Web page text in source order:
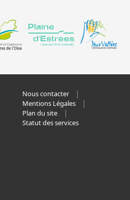
Nous contacter
Mentions Légales
Plan du site
Statut des services